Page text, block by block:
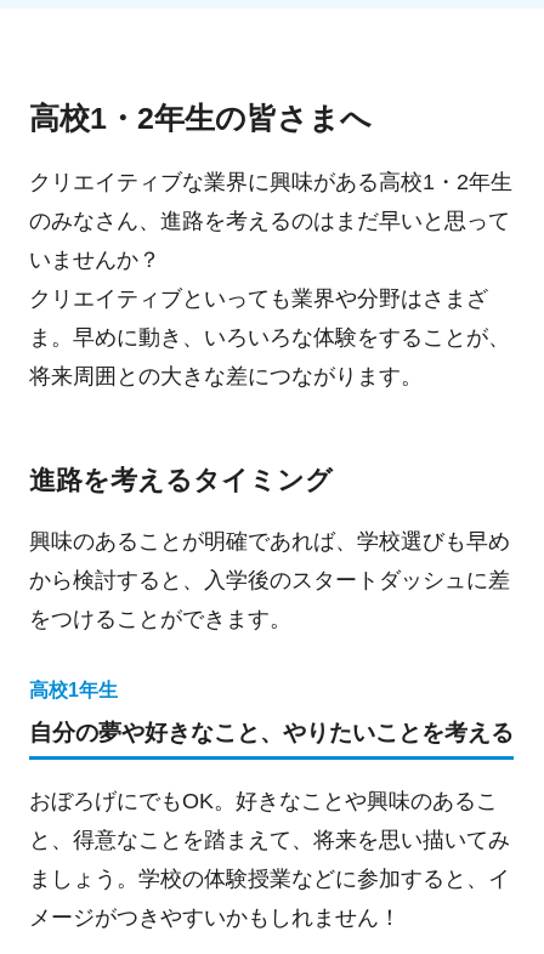
高校1・2年生の皆さまへ
クリエイティブな業界に興味がある高校1・2年生
のみなさん、進路を考えるのはまだ早いと思って
いませんか？
クリエイティブといっても業界や分野はさまざ
ま。早めに動き、いろいろな体験をすることが、
将来周囲との大きな差につながります。
進路を考えるタイミング
興味のあることが明確であれば、学校選びも早め
から検討すると、入学後のスタートダッシュに差
をつけることができます。
高校1年生
自分の夢や好きなこと、やりたいことを考える
おぼろげにでもOK。好きなことや興味のあるこ
と、得意なことを踏まえて、将来を思い描いてみ
ましょう。学校の体験授業などに参加すると、イ
メージがつきやすいかもしれません！